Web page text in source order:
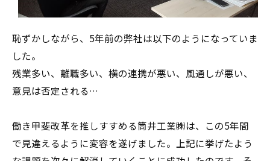
恥ずかしながら、5年前の弊社は以下のようになっていま
した。
残業多い、離職多い、横の連携が悪い、風通しが悪い、
意見は否定される…
働き甲斐改革を推しすすめる筒井工業㈱は、この5年間
で見違えるように変容を遂げました。上記に挙げたよう